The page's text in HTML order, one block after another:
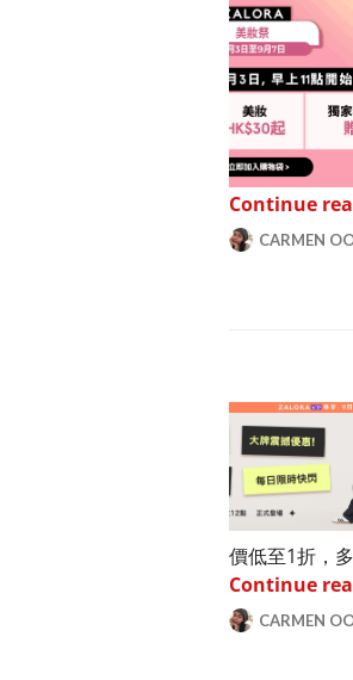
Continue
CARMEN
價低至1折，
Continue
CARMEN